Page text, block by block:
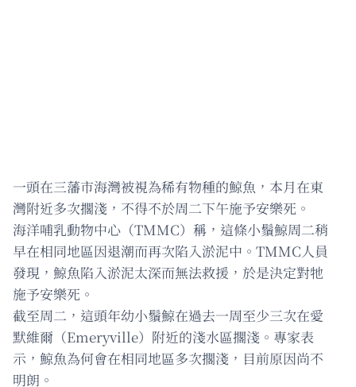
一頭在三藩市海灣被視為稀有物種的鯨魚，本月在東
灣附近多次擱淺，不得不於周二下午施予安樂死。
海洋哺乳動物中心（TMMC）稱，這條小鬚鯨周二稍
早在相同地區因退潮而再次陷入淤泥中。TMMC人員
發現，鯨魚陷入淤泥太深而無法救援，於是決定對牠
施予安樂死。
截至周二，這頭年幼小鬚鯨在過去一周至少三次在愛
默維爾（Emeryville）附近的淺水區擱淺。專家表
示，鯨魚為何會在相同地區多次擱淺，目前原因尚不
明朗。